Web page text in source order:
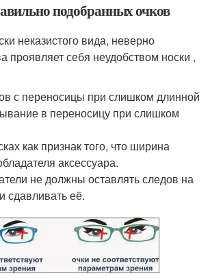
подобранных очков
неказистого вида, неверно
проявляет себя неудобством носки ,
с переносицы при слишком длинной
в переносицу при слишком
как признак того, что ширина
аксессуара.
не должны оставлять следов на
сдавливать её.